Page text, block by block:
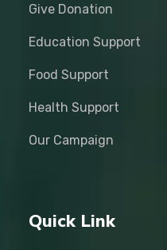
Give Donation
Education Support
Food Support
Health Support
Our Campaign
Quick Link